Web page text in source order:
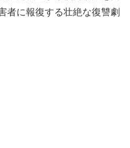
者に報復する壮絶な復讐劇